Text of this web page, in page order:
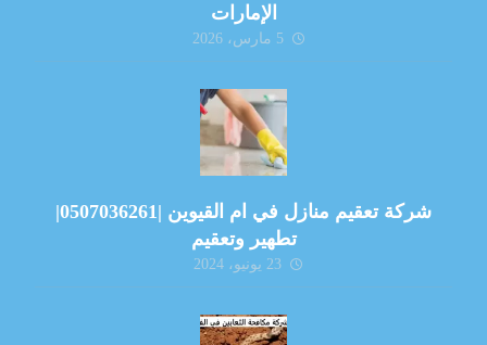
الإمارات
5 مارس، 2026
شركة تعقيم منازل في ام القيوين |0507036261|
تطهير وتعقيم
23 يونيو، 2024